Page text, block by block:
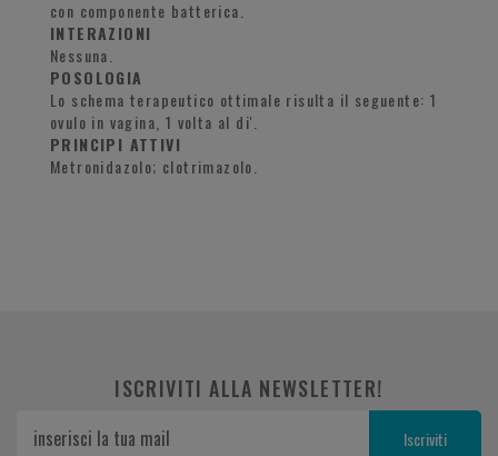
con componente batterica.
INTERAZIONI
Nessuna.
POSOLOGIA
Lo schema terapeutico ottimale risulta il seguente: 1
ovulo in vagina, 1 volta al di'.
PRINCIPI ATTIVI
Metronidazolo; clotrimazolo.
ISCRIVITI ALLA NEWSLETTER!